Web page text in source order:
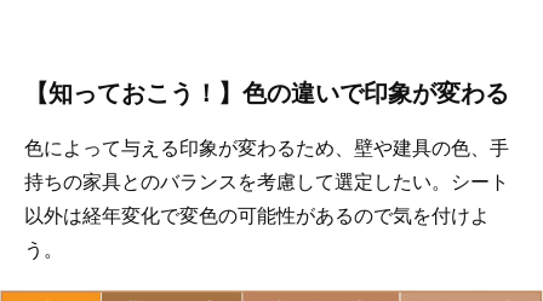
【知っておこう！】色の違いで印象が変わる
色によって与える印象が変わるため、壁や建具の色、手
持ちの家具とのバランスを考慮して選定したい。シート
以外は経年変化で変色の可能性があるので気を付けよ
う。